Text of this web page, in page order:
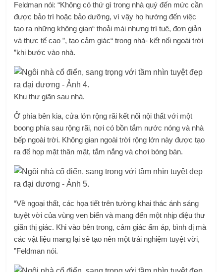
Feldman nói: “Không có thứ gì trong nhà quý đến mức cần
được bảo trì hoặc bảo dưỡng, vì vậy họ hướng đến việc
tạo ra những không gian“ thoải mái nhưng trí tuệ, đơn giản
và thực tế cao ”, tạo cảm giác“ trong nhà- kết nối ngoài trời
”khi bước vào nhà.
Khu thư giãn sau nhà.
Ở phía bên kia, cửa lớn rộng rãi kết nối nội thất với một
boong phía sau rộng rãi, nơi có bồn tắm nước nóng và nhà
bếp ngoài trời. Không gian ngoài trời rộng lớn này được tạo
ra để họp mặt thân mật, tắm nắng và chơi bóng bàn.
“Về ngoại thất, các họa tiết trên tường khai thác ánh sáng
tuyệt vời của vùng ven biển và mang đến một nhịp điệu thư
giãn thị giác. Khi vào bên trong, cảm giác ấm áp, bình dị mà
các vật liệu mang lại sẽ tạo nên một trải nghiệm tuyệt vời,
”Feldman nói.